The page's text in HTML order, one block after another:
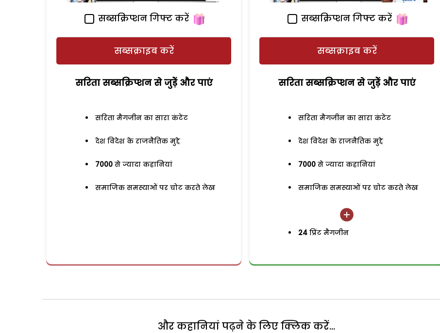
सब्सक्रिप्शन गिफ्ट करें
सब्सक्राइब करें
सरिता सब्सक्रिप्शन से जुड़ेें और पाएं
सरिता मैगजीन का सारा कंटेंट
देश विदेश के राजनैतिक मुद्दे
7000 से ज्यादा कहानियां
समाजिक समस्याओं पर चोट करते लेख
सब्सक्रिप्शन गिफ्ट करें
सब्सक्राइब करें
सरिता सब्सक्रिप्शन से जुड़ेें और पाएं
सरिता मैगजीन का सारा कंटेंट
देश विदेश के राजनैतिक मुद्दे
7000 से ज्यादा कहानियां
समाजिक समस्याओं पर चोट करते लेख
24 प्रिंट मैगजीन
और कहानियां पढ़ने के लिए क्लिक करें...